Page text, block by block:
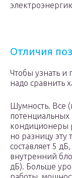
Отличия
Чтобы узнать и
надо сравнить
Шумность. Все
потенциальных
кондиционеры
но разницу эту
составляет 5
внутренний
дБ). Больше